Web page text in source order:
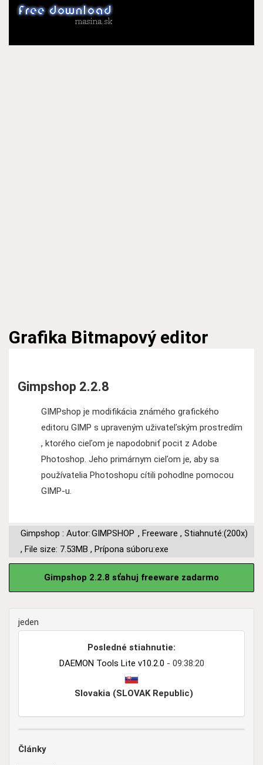
Grafika Bitmapový editor
Gimpshop 2.2.8
GIMPshop je modifikácia známého grafického
editoru GIMP s upraveným uživateľským prostredím
, ktorého cieľom je napodobniť pocit z Adobe
Photoshop. Jeho primárnym cieľom je, aby sa
používatelia Photoshopu cítili pohodlne pomocou
GIMP-u.
Gimpshop : Autor:GIMPSHOP , Freeware , Stiahnuté:(200x)
, File size: 7.53MB , Prípona súboru:exe
Gimpshop 2.2.8 sťahuj freeware zadarmo
jeden
Posledné stiahnutie:
DAEMON Tools Lite v10.2.0 - 09:38:20
Slovakia (SLOVAK Republic)
Články